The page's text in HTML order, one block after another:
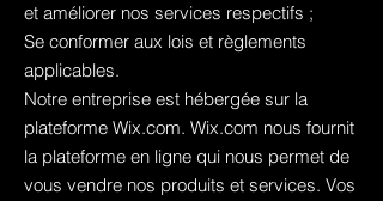
et améliorer nos services respectifs ;
Se conformer aux lois et règlements
applicables.
Notre entreprise est hébergée sur la
plateforme Wix.com. Wix.com nous fournit
la plateforme en ligne qui nous permet de
vous vendre nos produits et services. Vos